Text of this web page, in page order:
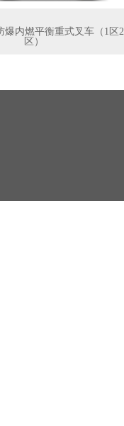
爆内燃平衡重式叉车（1区
区）